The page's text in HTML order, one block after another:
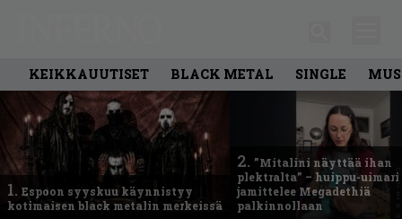
KEIKKAUUTISET BLACK METAL SINGLE
1. Espoon syyskuu käynnistyy
kotimaisen black metalin merkeissä
2. ”Mitalini näyttää ihan
plektralta” – huippu-uimari
jamittelee Megadethiä
palkinnollaan